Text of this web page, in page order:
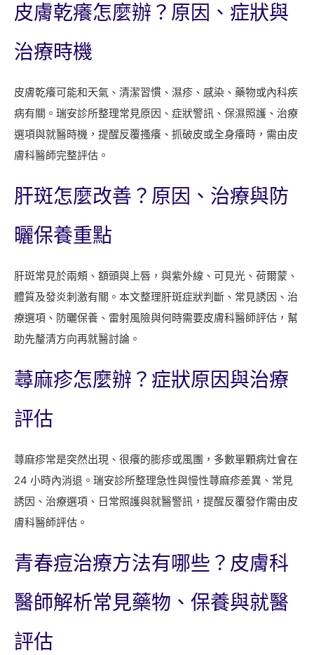
安
所
月
門
診
與
號
時
間
皮膚乾癢怎麼辦？原因、症狀與
治療時機
皮膚乾癢可能和天氣、清潔習慣、濕疹、感染、藥物或內科疾
病有關。瑞安診所整理常見原因、症狀警訊、保濕照護、治療
選項與就醫時機，提醒反覆搔癢、抓破皮或全身癢時，需由皮
膚科醫師完整評估。
肝斑怎麼改善？原因、治療與防
曬保養重點
肝斑常見於兩頰、額頭與上唇，與紫外線、可見光、荷爾蒙、
體質及發炎刺激有關。本文整理肝斑症狀判斷、常見誘因、治
療選項、防曬保養、雷射風險與何時需要皮膚科醫師評估，幫
助先釐清方向再就醫討論。
蕁麻疹怎麼辦？症狀原因與治療
評估
蕁麻疹常是突然出現、很癢的膨疹或風團，多數單顆病灶會在
24 小時內消退。瑞安診所整理急性與慢性蕁麻疹差異、常見
誘因、治療選項、日常照護與就醫警訊，提醒反覆發作需由皮
膚科醫師評估。
青春痘治療方法有哪些？皮膚科
醫師解析常見藥物、保養與就醫
評估